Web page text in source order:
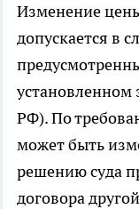
Изменение
допускается в
установленном
РФ). По
может быть
решению суда
договора